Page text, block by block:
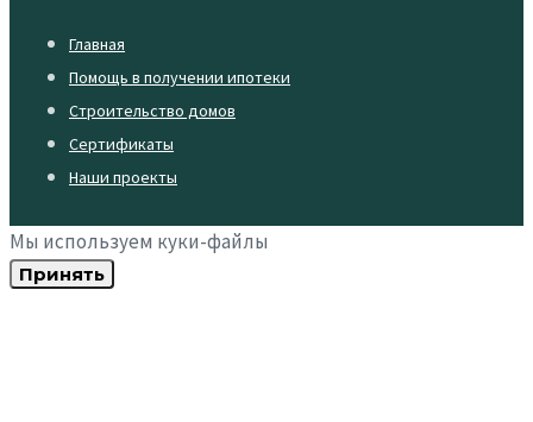
Главная
Помощь в получении ипотеки
Строительство домов
Сертификаты
Наши проекты
Мы используем куки-файлы
Принять